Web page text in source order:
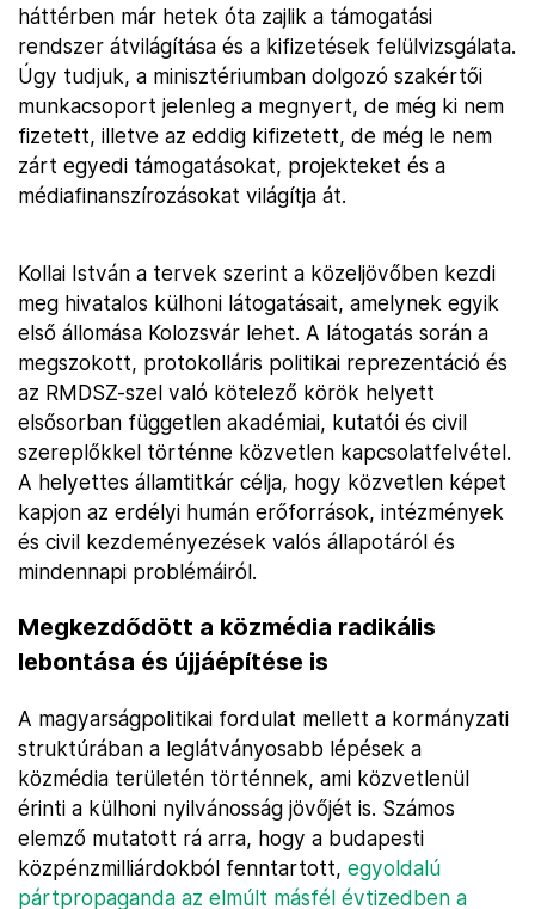
háttérben már hetek óta zajlik a támogatási
rendszer átvilágítása és a kifizetések felülvizsgálata.
Úgy tudjuk, a minisztériumban dolgozó szakértői
munkacsoport jelenleg a megnyert, de még ki nem
fizetett, illetve az eddig kifizetett, de még le nem
zárt egyedi támogatásokat, projekteket és a
médiafinanszírozásokat világítja át.
Kollai István a tervek szerint a közeljövőben kezdi
meg hivatalos külhoni látogatásait, amelynek egyik
első állomása Kolozsvár lehet. A látogatás során a
megszokott, protokolláris politikai reprezentáció és
az RMDSZ-szel való kötelező körök helyett
elsősorban független akadémiai, kutatói és civil
szereplőkkel történne közvetlen kapcsolatfelvétel.
A helyettes államtitkár célja, hogy közvetlen képet
kapjon az erdélyi humán erőforrások, intézmények
és civil kezdeményezések valós állapotáról és
mindennapi problémáiról.
Megkezdődött a közmédia radikális
lebontása és újjáépítése is
A magyarságpolitikai fordulat mellett a kormányzati
struktúrában a leglátványosabb lépések a
közmédia területén történnek, ami közvetlenül
érinti a külhoni nyilvánosság jövőjét is. Számos
elemző mutatott rá arra, hogy a budapesti
közpénzmilliárdokból fenntartott, egyoldalú
pártpropaganda az elmúlt másfél évtizedben a